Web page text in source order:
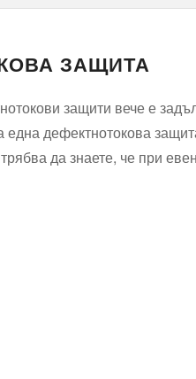
ЗАЩИТА
защити вече е
една дефектнотокова
да знаете, че при